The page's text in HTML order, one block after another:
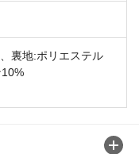
裏地:ポリエステル